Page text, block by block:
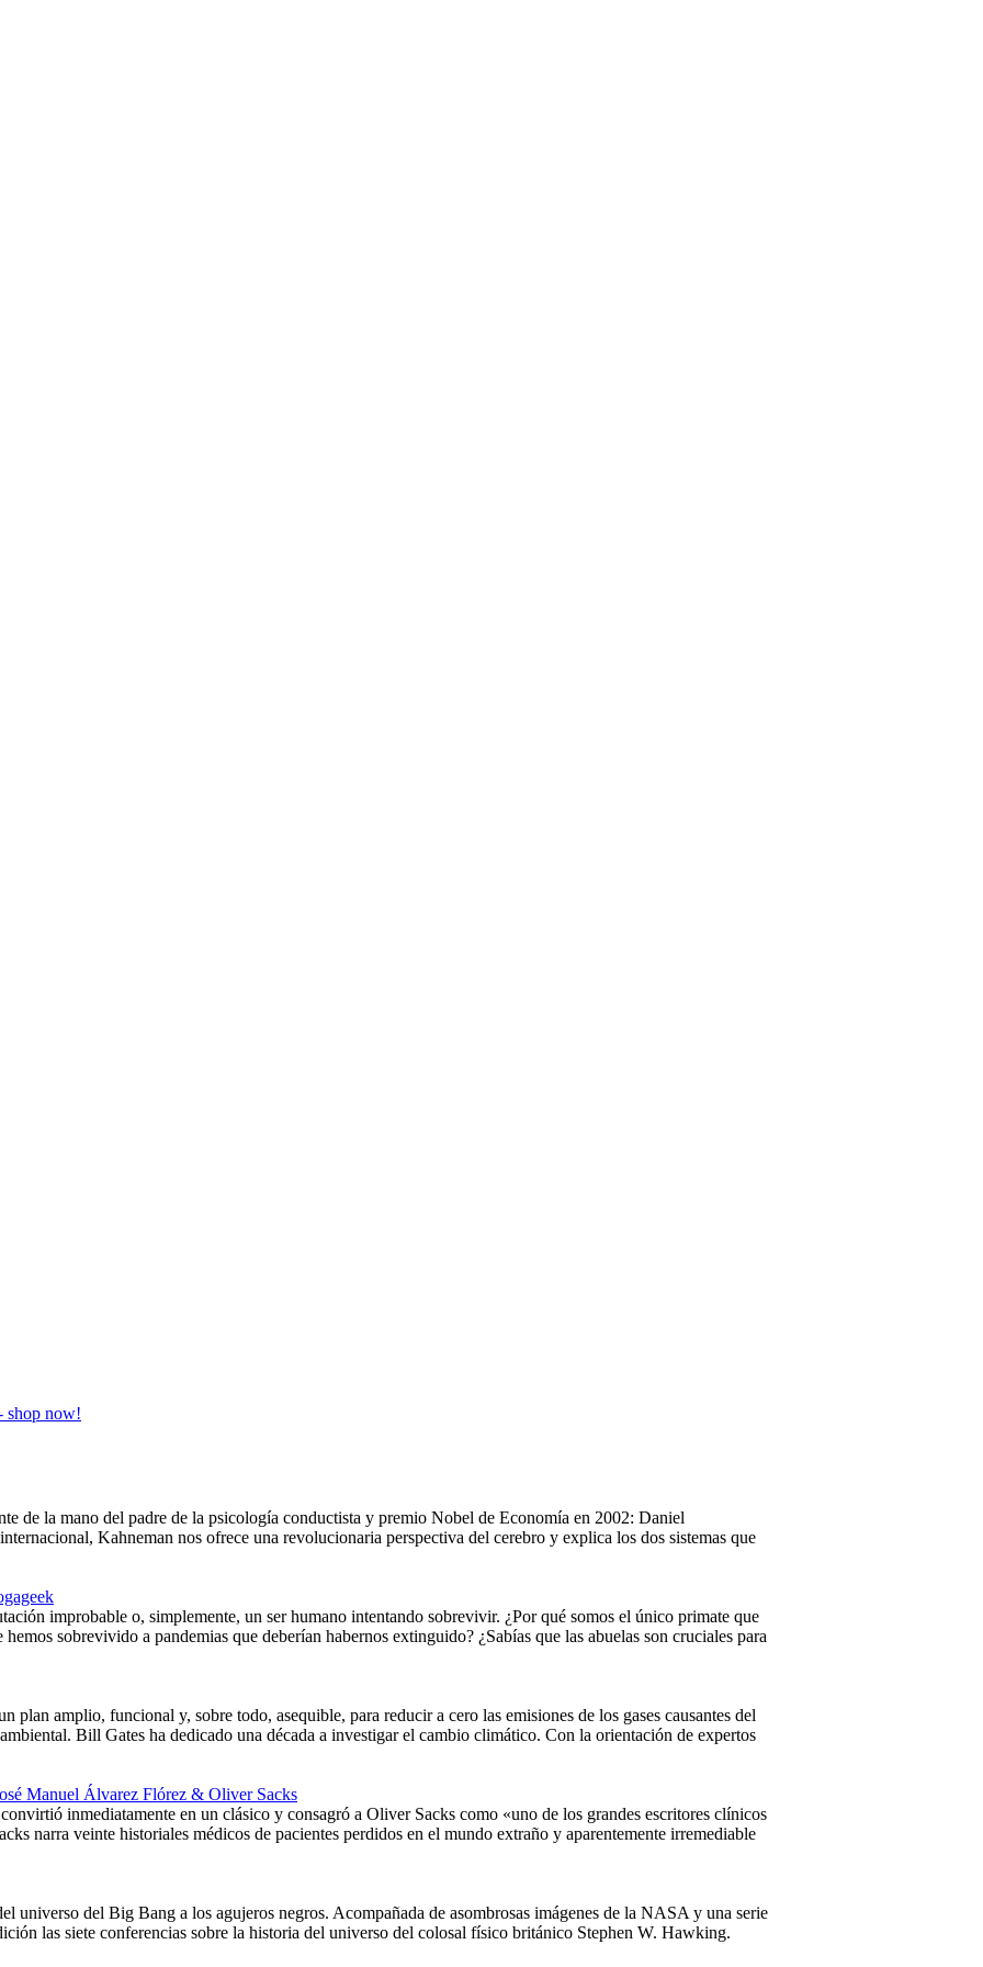
de la mano del padre de la psicología conductista y premio Nobel de Economía en 2002: Daniel
Kahneman nos ofrece una revolucionaria perspectiva del cerebro y explica los dos sistemas que
improbable o, simplemente, un ser humano intentando sobrevivir. ¿Por qué somos el único primate que
sobrevivido a pandemias que deberían habernos extinguido? ¿Sabías que las abuelas son cruciales para
plan amplio, funcional y, sobre todo, asequible, para reducir a cero las emisiones de los gases causantes del
Bill Gates ha dedicado una década a investigar el cambio climático. Con la orientación de expertos
Manuel Álvarez Flórez & Oliver Sacks
inmediatamente en un clásico y consagró a Oliver Sacks como «uno de los grandes escritores clínicos
narra veinte historiales médicos de pacientes perdidos en el mundo extraño y aparentemente irremediable
universo del Big Bang a los agujeros negros. Acompañada de asombrosas imágenes de la NASA y una serie
las siete conferencias sobre la historia del universo del colosal físico británico Stephen W. Hawking.